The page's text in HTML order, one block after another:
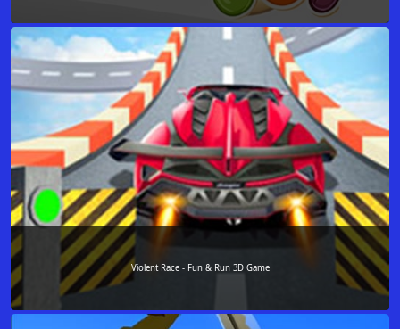
Violent Race - Fun & Run 3D Game